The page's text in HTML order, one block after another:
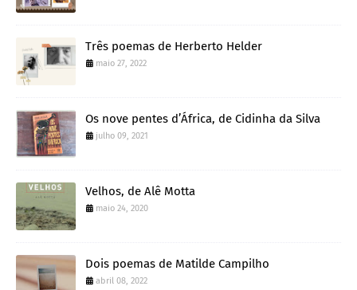
Três poemas de Herberto Helder
maio 27, 2022
Os nove pentes d’África, de Cidinha da Silva
julho 09, 2021
Velhos, de Alê Motta
maio 24, 2020
Dois poemas de Matilde Campilho
abril 08, 2022